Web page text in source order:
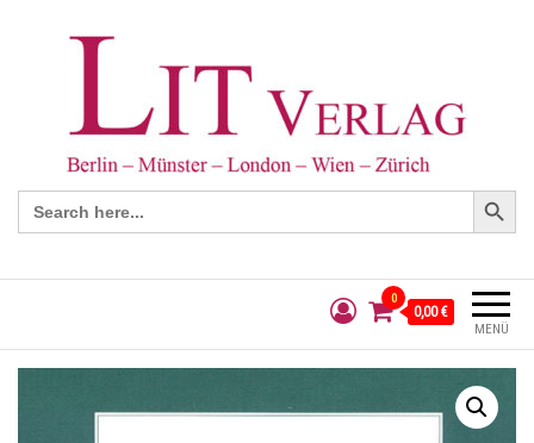
Search
for:
Search Button
MENÜ
0
0,00 €